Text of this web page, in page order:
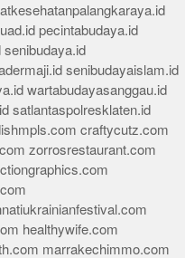
pecintabudaya.id
senibudaya.id
senibudayaislam.id
wartabudayasanggau.id
satlantaspolresklaten.id
craftycutz.com
zorrosrestaurant.com
healthywife.com
marrakechimmo.com